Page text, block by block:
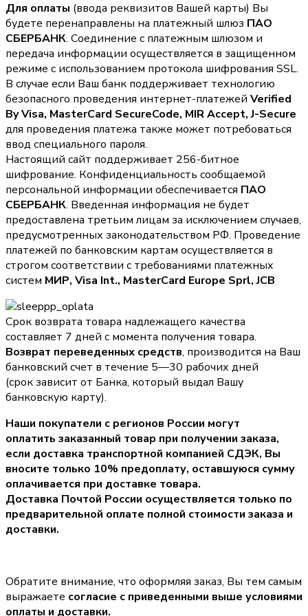
Для оплаты (ввода реквизитов Вашей карты) Вы
будете перенаправлены на платежный шлюз ПАО
СБЕРБАНК. Соединение с платежным шлюзом и
передача информации осуществляется в защищенном
режиме с использованием протокола шифрования SSL.
В случае если Ваш банк поддерживает технологию
безопасного проведения интернет-платежей Verified
By Visa, MasterCard SecureCode, MIR Accept, J-Secure
для проведения платежа также может потребоваться
ввод специального пароля.
Настоящий сайт поддерживает 256-битное
шифрование. Конфиденциальность сообщаемой
персональной информации обеспечивается ПАО
СБЕРБАНК. Введенная информация не будет
предоставлена третьим лицам за исключением случаев,
предусмотренных законодательством РФ. Проведение
платежей по банковским картам осуществляется в
строгом соответствии с требованиями платежных
систем МИР, Visa Int., MasterCard Europe Sprl, JCB
Срок возврата товара надлежащего качества
составляет 7 дней с момента получения товара.
Возврат переведенных средств, производится на Ваш
банковский счет в течение 5—30 рабочих дней
(срок зависит от Банка, который выдал Вашу
банковскую карту).
Наши покупатели с регионов России могут
оплатить заказанный товар при получении заказа,
если доставка транспортной компанией СДЭК, Вы
вносите только 10% предоплату, оставшуюся сумму
оплачивается при доставке товара.
Доставка Почтой России осуществляется только по
предварительной оплате полной стоимости заказа и
доставки.
Обратите внимание, что оформляя заказ, Вы тем самым
выражаете согласие с приведенными выше условиями
оплаты и доставки.